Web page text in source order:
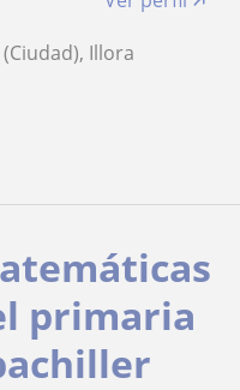
Illora
primaria